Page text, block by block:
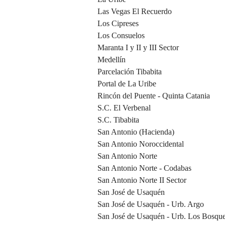
Las Vegas El Recuerdo
Los Cipreses
Los Consuelos
Maranta I y II y III Sector
Medellín
Parcelación Tibabita
Portal de La Uribe
Rincón del Puente - Quinta Catania
S.C. El Verbenal
S.C. Tibabita
San Antonio (Hacienda)
San Antonio Noroccidental
San Antonio Norte
San Antonio Norte - Codabas
San Antonio Norte II Sector
San José de Usaquén
San José de Usaquén - Urb. Argo
San José de Usaquén - Urb. Los